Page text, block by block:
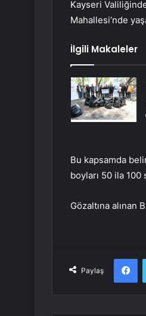
Kayseri
Mahallesi’nde
İlgili Makaleler
Bu kapsamda
boyları 50 ila
Gözaltına alınan
Paylaş